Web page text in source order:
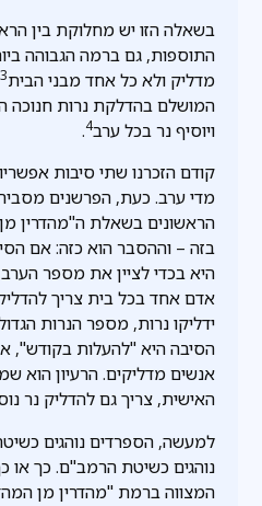
בשאלה הזו יש מחלוקת בין
התוספות, גם ברמה הגבוהה
מדליק ולא כל אחד מבני הבית3
המושלם בהדלקת נרות חנוכה
ויוסיף נר בכל ערב4
.
קודם הזכרנו שתי סיבות
מדי ערב. כעת, הפרשנים
הראשונים בשאלת ה"מהדרין מן
בזה – וההסבר הוא כזה: אם
היא בכדי לציין את מספר
אדם אחד בכל בית צריך
ידליקו נרות, מספר הנרות
הסיבה היא "להעלות
אנשים מדליקים. הרעיון הוא
האישית, צריך גם להדליק נר
למעשה, הספרדים נוהגים
נוהגים כשיטת הרמב"ם. כך או
המצווה ברמת "מהדרין מן